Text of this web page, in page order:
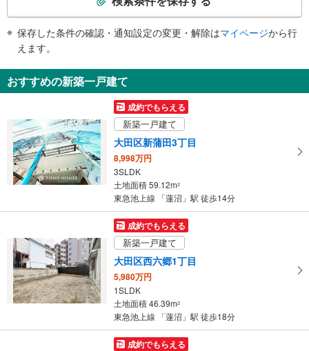
・点字シール
知
を
け
取
る
・
条
イ
ペ
ー
ジ
に
存
保存した条件の確認・通知設定の変更・解除はマイページから行
えます。
おすすめの新築一戸建て
成約でもらえる
新築一戸建て
大田区新蒲田3丁目
8,998万円
3SLDK
土地面積 59.12m2
東急池上線 「蓮沼」駅 徒歩14分
成約でもらえる
新築一戸建て
大田区西六郷1丁目
5,980万円
1SLDK
土地面積 46.39m2
東急池上線 「蓮沼」駅 徒歩18分
成約でもらえる